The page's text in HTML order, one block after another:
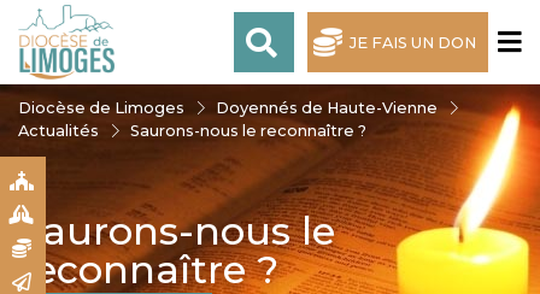
JE FAIS UN DON
Diocèse de Limoges
Doyennés de Haute-Vienne
Actualités
Saurons-nous le reconnaître ?
Saurons-nous le
reconnaître ?